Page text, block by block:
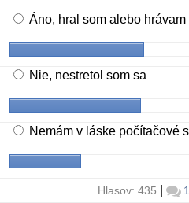
Áno, hral som alebo hrávam
Nie, nestretol som sa
Nemám v láske počítačové
Hlasov: 435 1